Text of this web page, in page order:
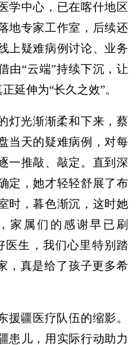
学中心，已在喀什地区
地专家工作室，后续还
上疑难病例讨论、业务
由“云端”持续下沉，让
延伸为“长久之效”。
灯光渐渐柔和下来，蔡
当天的疑难病例，对每
一推敲、敲定。直到深
定，她才轻轻舒展了布
时，暮色渐沉，这时她
家属们的感谢早已刷
医生，我们心里特别踏
，真是给了孩子更多希
援疆医疗队伍的缩影。
患儿，用实际行动助力